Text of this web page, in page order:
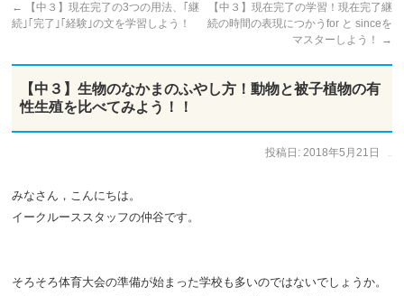
←
【中３】現在完了の3つの用法、｢継
続｣｢完了｣｢経験｣の文を学習しよう！
【中３】現在完了の学習！現在完了継
続の時間の表現につかうfor と sinceを
マスターしよう！
→
【中３】生物のなかまのふやし方！動物と被子植物の有
性生殖を比べてみよう！！
投稿日: 2018年5月21日
みなさん，こんにちは。
イークルーススタッフの仲谷です。
そろそろ体育大会の準備が始まった学校も多いのではないでしょうか。